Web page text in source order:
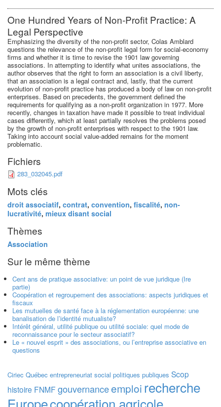
One Hundred Years of Non-Profit Practice: A
Legal Perspective
Emphasizing the diversity of the non-profit sector, Colas Amblard
questions the relevance of the non-profit legal form for social-economy
firms and whether it is time to revise the 1901 law governing
associations. In attempting to identify what unites associations, the
author observes that the right to form an association is a civil liberty,
that an association is a legal contract and, lastly, that the current
evolution of non-profit practice has produced a body of law on non-profit
enterprises. Based on precedents, the government defined the
requirements for qualifying as a non-profit organization in 1977. More
recently, changes in taxation have made it possible to treat individual
cases differently, which at least partially resolves the problems posed
by the growth of non-profit enterprises with respect to the 1901 law.
Taking into account social value-added remains for the moment
problematic.
Fichiers
283_032045.pdf
Mots clés
droit associatif, contrat, convention, fiscalité, non-
lucrativité, mieux disant social
Thèmes
Association
Sur le même thème
Cent ans de pratique associative: un point de vue juridique (Ire
partie)
Coopération et regroupement des associations: aspects juridiques et
fiscaux
Les mutuelles de santé face à la réglementation européenne: une
banalisation de l’identité mutualiste?
Intérêt général, utilité publique ou utilité sociale: quel mode de
reconnaissance pour le secteur associatif?
Le « nouvel esprit » des associations, ou l’entreprise associative en
questions
Ciriec Québec entrepreneuriat social politiques publiques Scop
histoire FNMF gouvernanceemploi recherche
Europecoopération agricole